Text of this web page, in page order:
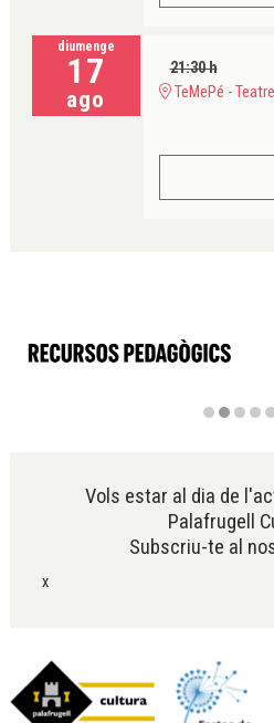
diumenge
17
ago
21:30 h
TeMePé -
Vols estar al dia de
Palafrugell
Subscriu-te al
x